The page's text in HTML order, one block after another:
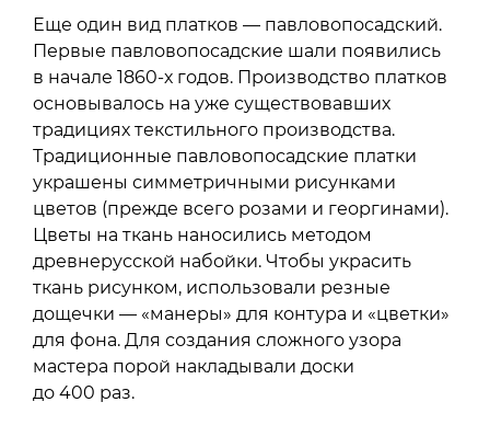
Еще один вид платков — павловопосадский.
Первые павловопосадские шали появились
в начале 1860-х годов. Производство платков
основывалось на уже существовавших
традициях текстильного производства.
Традиционные павловопосадские платки
украшены симметричными рисунками
цветов (прежде всего розами и георгинами).
Цветы на ткань наносились методом
древнерусской набойки. Чтобы украсить
ткань рисунком, использовали резные
дощечки — «манеры» для контура и «цветки»
для фона. Для создания сложного узора
мастера порой накладывали доски
до 400 раз.